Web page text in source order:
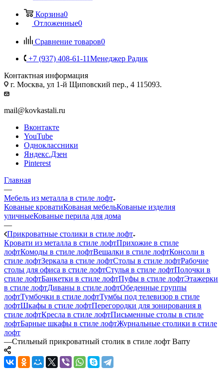
Корзина0
Отложенные0
Сравнение товаров0
+7 (937) 408-61-11Менеджер Радик
Контактная информация
г. Москва, ул 1-й Щиповский пер., 4 115093.
mail@kovkastali.ru
Вконтакте
YouTube
Одноклассники
Яндекс.Дзен
Pinterest
Главная
—
Мебель из металла в стиле лофт
Кованые кроватиКованая мебельКованые изделия
уличныеКованые перила для дома
—
Прикроватные столики в стиле лофт
Кровати из металла в стиле лофтПрихожие в стиле
лофтКомоды в стиле лофтВешалки в стиле лофтКонсоли в
стиле лофтЗеркала в стиле лофтСтолы в стиле лофтРабочие
столы для офиса в стиле лофтСтулья в стиле лофтПолочки в
стиле лофтБанкетки в стиле лофтПуфы в стиле лофтЭтажерки
в стиле лофтДиваны в стиле лофтОбеденные группы
лофтТумбочки в стиле лофтТумбы под телевизор в стиле
лофтШкафы в стиле лофтПерегородки для зонирования в
стиле лофтКресла в стиле лофтПисьменные столы в стиле
лофтБарные шкафы в стиле лофтЖурнальные столики в стиле
лофт
—Стильный прикроватный столик в стиле лофт Barry